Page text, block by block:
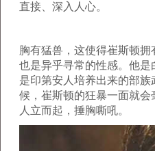
直接、深入人心。
胸有猛兽，这使得崔斯顿
也是异乎寻常的性感。他
是印第安人培养出来的部
候，崔斯顿的狂暴一面就
人立而起，捶胸嘶吼。